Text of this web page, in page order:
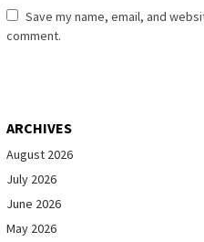
Save my name, email, and
comment.
ARCHIVES
August 2026
July 2026
June 2026
May 2026